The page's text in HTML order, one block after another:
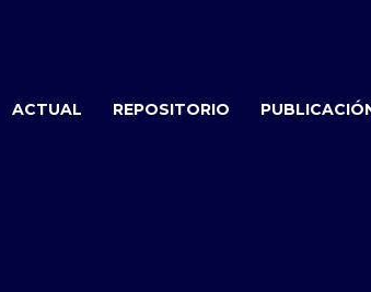
ACTUAL REPOSITORIO